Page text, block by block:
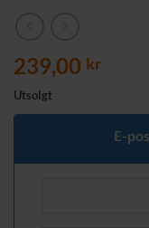
239,00 kr
Utsolgt
E-